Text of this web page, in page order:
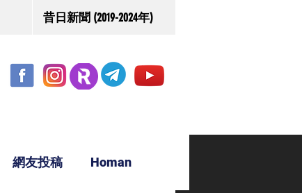
昔日新聞 (2019-2024年)
網友投稿 Homan